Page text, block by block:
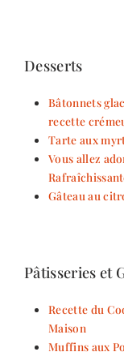
Desserts
Bâtonnets
recette
Tarte aux
Vous allez
Gâteau au
Pâtisseries et
Recette du
Maison
Muffins aux